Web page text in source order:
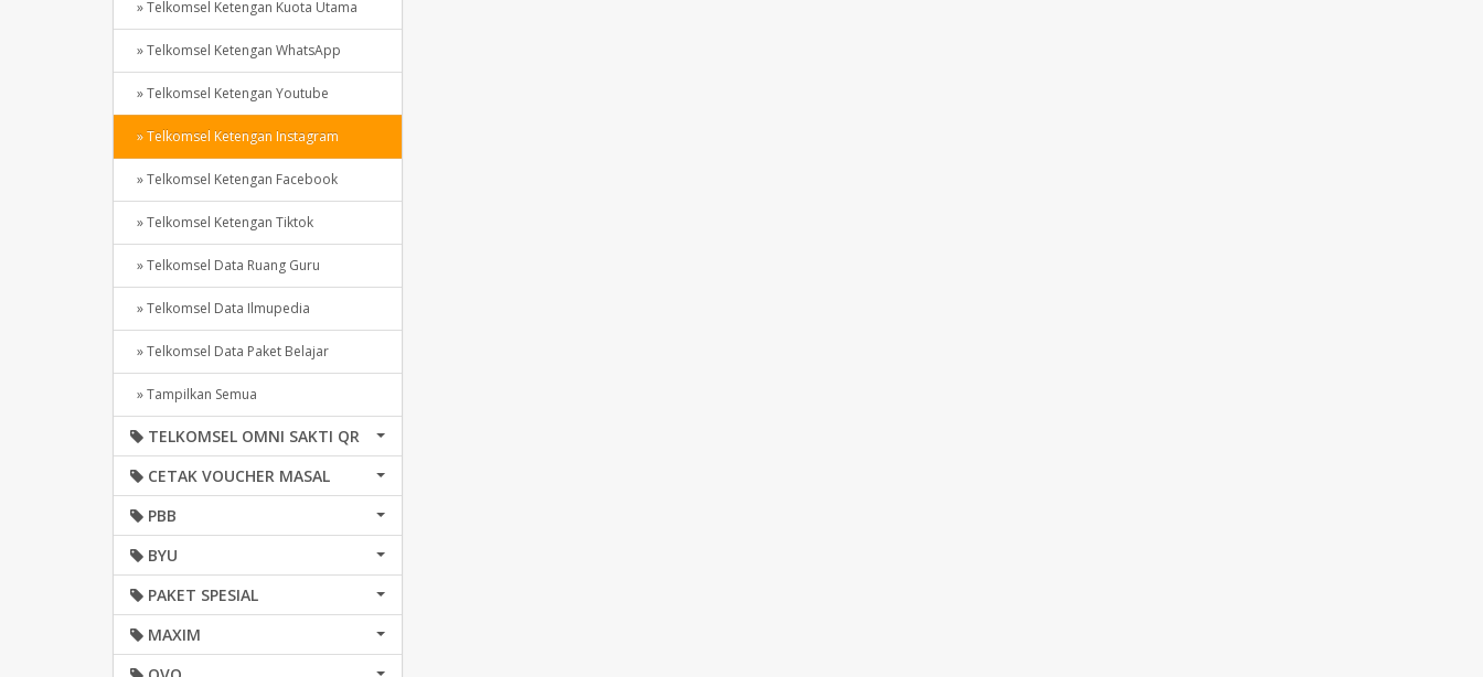
» Telkomsel Ketengan Kuota Utama
» Telkomsel Ketengan WhatsApp
» Telkomsel Ketengan Youtube
» Telkomsel Ketengan Instagram
» Telkomsel Ketengan Facebook
» Telkomsel Ketengan Tiktok
» Telkomsel Data Ruang Guru
» Telkomsel Data Ilmupedia
» Telkomsel Data Paket Belajar
» Tampilkan Semua
TELKOMSEL OMNI SAKTI QR
CETAK VOUCHER MASAL
PBB
BYU
PAKET SPESIAL
MAXIM